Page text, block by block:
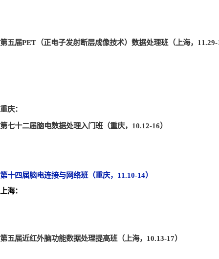
第五届PET （正电子发射断层成像技术）数据处理班（上海，11.29-
重庆：
第七十二届脑电数据处理入门班（重庆，10.12-16）
第十四届脑电连接与网络班（重庆，11.10-14）
上海：
第五届近红外脑功能数据处理提高班（上海，10.13-17）